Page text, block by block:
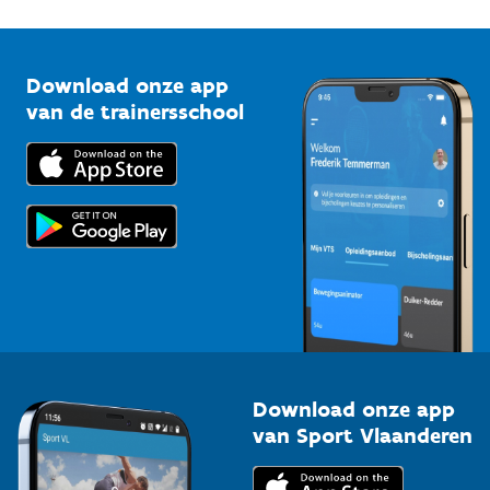
Bedrijven
Trainers en begeleiders
Topsporters
Vlaamse Trainersschool
Kennisplatform
Downloads
Voor de pers
Download onze app
van de trainersschool
Download onze app
van Sport Vlaanderen